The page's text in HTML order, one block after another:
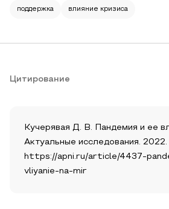
поддержка влияние кризиса
Цитирование
Кучерявая Д. В. Пандемия и ее
Актуальные исследования.
https://apni.ru/article/4437-
vliyanie-na-mir